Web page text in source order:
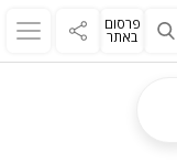
פרסום
באתר